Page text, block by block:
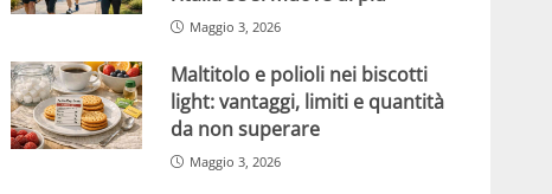
Maggio 3, 2026
Maltitolo e polioli nei biscotti
light: vantaggi, limiti e quantità
da non superare
Maggio 3, 2026